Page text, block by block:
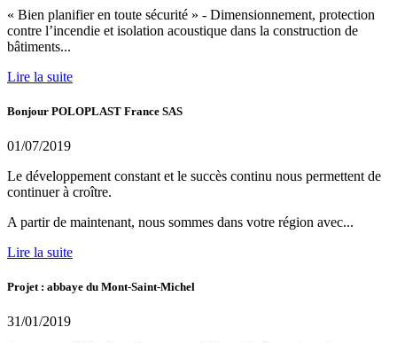
« Bien planifier en toute sécurité » - Dimensionnement, protection
contre l’incendie et isolation acoustique dans la construction de
bâtiments...
Lire la suite
Bonjour POLOPLAST France SAS
01/07/2019
Le développement constant et le succès continu nous permettent de
continuer à croître.
A partir de maintenant, nous sommes dans votre région avec...
Lire la suite
Projet : abbaye du Mont-Saint-Michel
31/01/2019